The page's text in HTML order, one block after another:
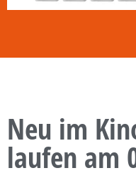
Neu im
laufen am